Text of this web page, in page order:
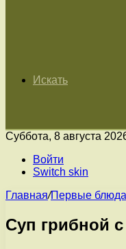
Искать
Суббота, 8 августа
Войти
Switch skin
Главная/Первые блюда
Суп грибной